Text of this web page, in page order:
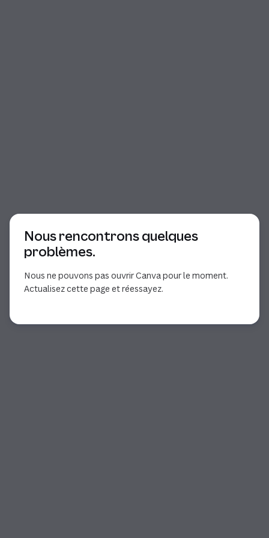
Nous rencontrons quelques
problèmes.
Nous ne pouvons pas ouvrir Canva pour le moment.
Actualisez cette page et réessayez.